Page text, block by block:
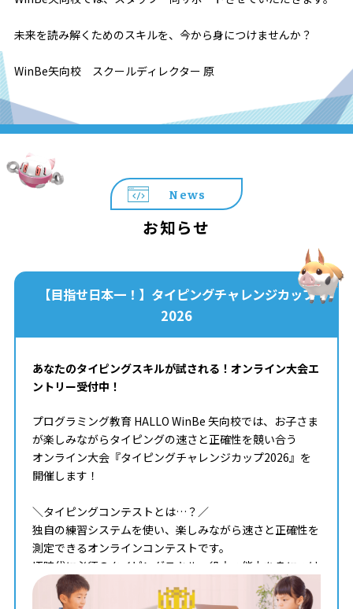
未来を読み解くためのスキルを、今から身につけませんか？
WinBe矢向校 スクールディレクター 原
News
お知らせ
【目指せ日本一！】タイピングチャレンジカップ
2026
あなたのタイピングスキルが試される！オンライン大会エ
ントリー受付中！
プログラミング教育 HALLO WinBe 矢向校では、お子さま
が楽しみながらタイピングの速さと正確性を競い合う
オンライン大会『タイピングチャレンジカップ2026』を
開催します！
＼タイピングコンテストとは…？／
独自の練習システムを使い、楽しみながら速さと正確性を
測定できるオンラインコンテストです。
IT時代に必須のタイピングスキル。役立つ能力を身につけ
ながら、全国のライバルと腕試しをする絶好の機会です！